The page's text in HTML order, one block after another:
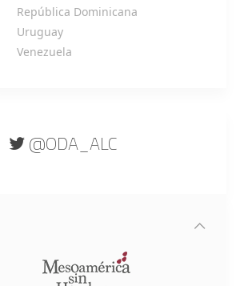
República Dominicana
Uruguay
Venezuela
@ODA_ALC